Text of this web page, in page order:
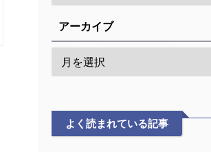
アーカイブ
よく読まれている記事